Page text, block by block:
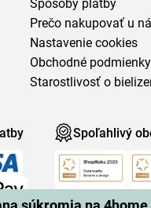
Spôsoby platby
Prečo nakupovať u
Nastavenie cookies
Obchodné podmienky
Starostlivosť o
Spoľahlivý